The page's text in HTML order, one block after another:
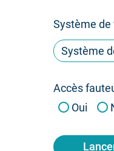
Système
Accès
Oui